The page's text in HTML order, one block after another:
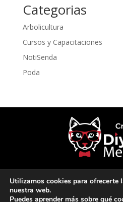
Categorias
Arbolicultura
Cursos y Capacitaciones
NotiSenda
Poda
Utilizamos cookies para ofrecerte
nuestra web.
Puedes aprender más sobre qué